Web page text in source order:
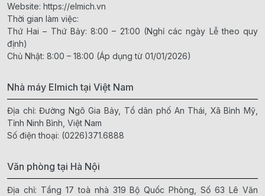
Website: https://elmich.vn
Thời gian làm việc:
Thứ Hai – Thứ Bảy: 8:00 – 21:00 (Nghỉ các ngày Lễ theo quy
định)
Chủ Nhật: 8:00 – 18:00 (Áp dụng từ 01/01/2026)
Nhà máy Elmich tại Việt Nam
Địa chỉ: Đường Ngô Gia Bảy, Tổ dân phố An Thái, Xã Bình Mỹ,
Tỉnh Ninh Bình, Việt Nam
Số điện thoại: (0226)371.6888
Văn phòng tại Hà Nội
Địa chỉ: Tầng 17 toà nhà 319 Bộ Quốc Phòng, Số 63 Lê Văn